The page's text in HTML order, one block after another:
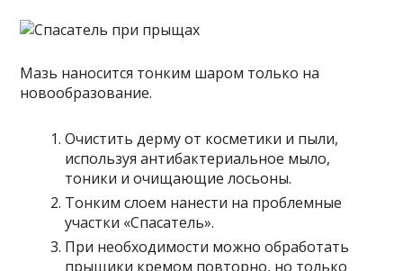
Мазь наносится тонким шаром только на
новообразование.
Очистить дерму от косметики и пыли,
используя антибактериальное мыло,
тоники и очищающие лосьоны.
Тонким слоем нанести на проблемные
участки «Спасатель».
При необходимости можно обработать
прыщики кремом повторно, но только